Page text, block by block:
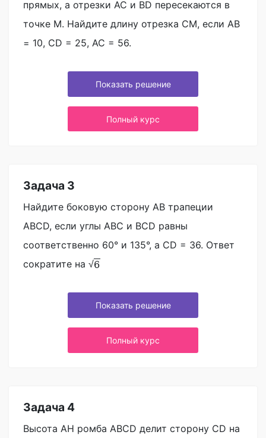
прямых, а отрезки AC и BD пересекаются в
точке M. Найдите длину отрезка CM, если AB
= 10, CD = 25, AC = 56.
Показать решение
Полный курс
Задача 3
Найдите боковую сторону AB трапеции
ABCD, если углы ABC и BCD равны
соответственно 60° и 135°, а CD = 36. Ответ
сократите на √6
Показать решение
Полный курс
Задача 4
Высота AH ромба ABCD делит сторону CD на